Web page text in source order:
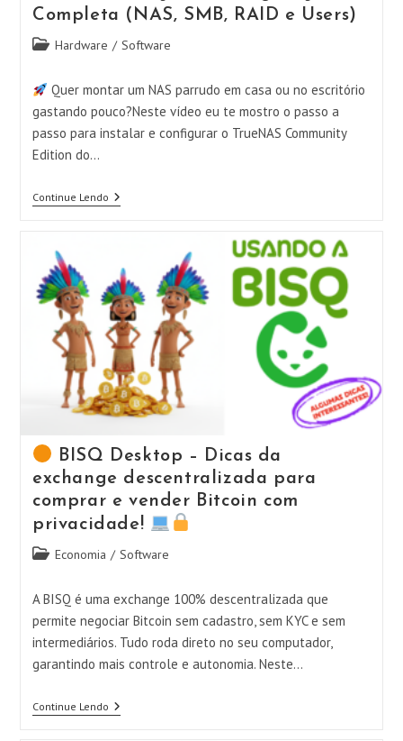
Completa (NAS, SMB, RAID e Users)
Categoria
post:
Hardware / Software
Quer montar um NAS parrudo em casa ou no escritório
gastando pouco?Neste vídeo eu te mostro o passo a
passo para instalar e configurar o TrueNAS Community
Edition do…
Continue Lendo
TrueNAS
ZERO:
Instalação
+
Configuração
Completa
(NAS,
SMB,
RAID
E
Users)
BISQ Desktop – Dicas da
exchange descentralizada para
comprar e vender Bitcoin com
privacidade!
Categoria
post:
Economia / Software
A BISQ é uma exchange 100% descentralizada que
permite negociar Bitcoin sem cadastro, sem KYC e sem
intermediários. Tudo roda direto no seu computador,
garantindo mais controle e autonomia. Neste…
Continue Lendo
BISQ